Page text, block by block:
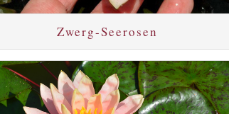
Zwerg-Seerosen